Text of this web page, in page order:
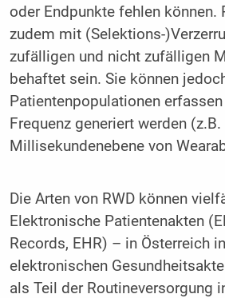
oder Endpunkte fehlen können.
zudem mit (Selektions-
zufälligen und nicht zufälligen
behaftet sein. Sie können
Patientenpopulationen
Frequenz generiert werden
Millisekundenebene von
Die Arten von RWD können
Elektronische Patientenakten
Records, EHR) – in Österreich
elektronischen
als Teil der Routineversorgung